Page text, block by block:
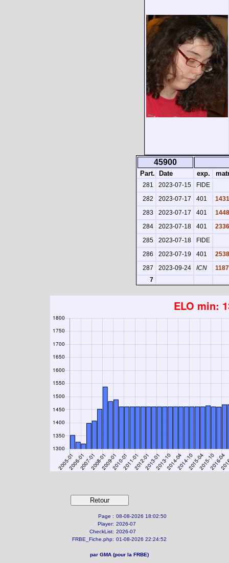
45900
Part. Date exp.
281 2023-07-15
FIDE
282
2023-07-17 401
283
2023-07-17 401
284
2023-07-18 401
285
2023-07-18
FIDE
286
2023-07-19 401
287
2023-09-24 ICN
7
Page : 08-08-2026 18:02:50
Player: 2026-07
CheckList: 2026-07
FRBE_Fiche.php: 01-08-2026 22:24:52
par GMA (pour la FRBE)